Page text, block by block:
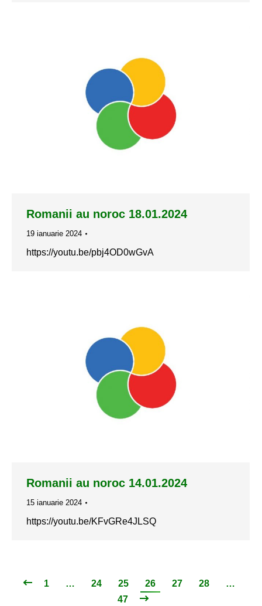
Romanii au noroc 18.01.2024
19 ianuarie 2024
https://youtu.be/pbj4OD0wGvA
Romanii au noroc 14.01.2024
15 ianuarie 2024
https://youtu.be/KFvGRe4JLSQ
1 … 24 25 26 27 28
…
47